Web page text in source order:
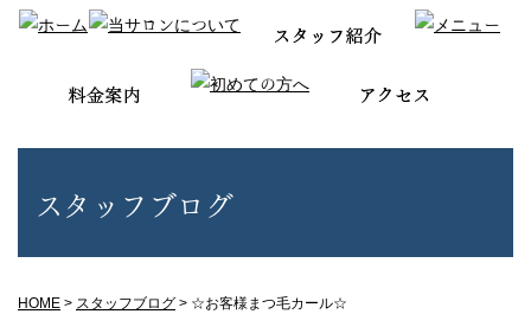
スタッフブログ
HOME > スタッフブログ > ☆お客様まつ毛カール☆